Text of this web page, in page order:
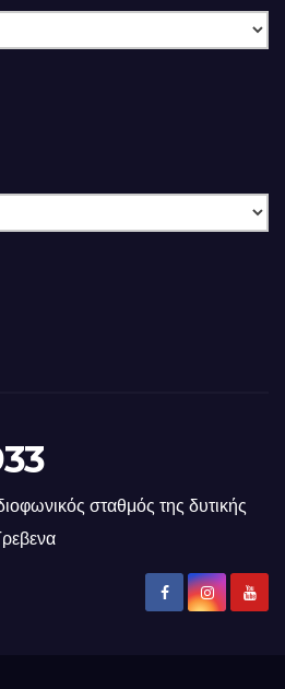
σταθμός της δυτικής